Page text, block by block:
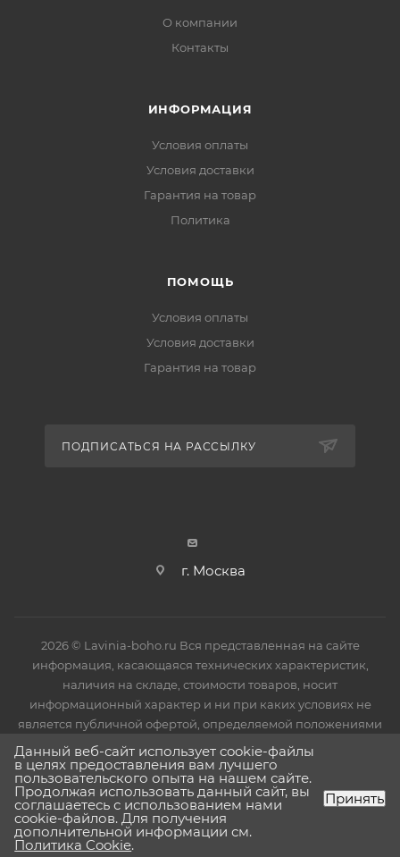
О компании
Контакты
ИНФОРМАЦИЯ
Условия оплаты
Условия доставки
Гарантия на товар
Политика
ПОМОЩЬ
Условия оплаты
Условия доставки
Гарантия на товар
ПОДПИСАТЬСЯ НА РАССЫЛКУ
г. Москва
2026 © Lavinia-boho.ru Вся представленная на сайте
информация, касающаяся технических характеристик,
наличия на складе, стоимости товаров, носит
информационный характер и ни при каких условиях не
является публичной офертой, определяемой положениями
Статьи 437(2) Гражданского кодекса РФ.
Данный веб-сайт использует cookie-файлы
в целях предоставления вам лучшего
пользовательского опыта на нашем сайте.
Продолжая использовать данный сайт, вы
соглашаетесь с использованием нами
cookie-файлов. Для получения
дополнительной информации см.
Политика Cookie.
Принять